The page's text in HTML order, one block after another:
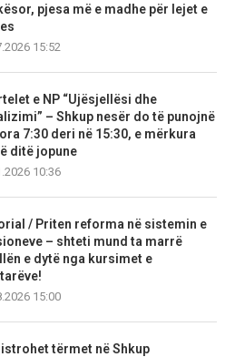
pjesa më e madhe për lejet e
15:52
e NP “Ujësjellësi dhe
– Shkup nesër do të punojnë
7:30 deri në 15:30, e mërkura
ditë jopune
10:36
/ Priten reforma në sistemin e
– shteti mund ta marrë
e dytë nga kursimet e
15:00
tërmet në Shkup